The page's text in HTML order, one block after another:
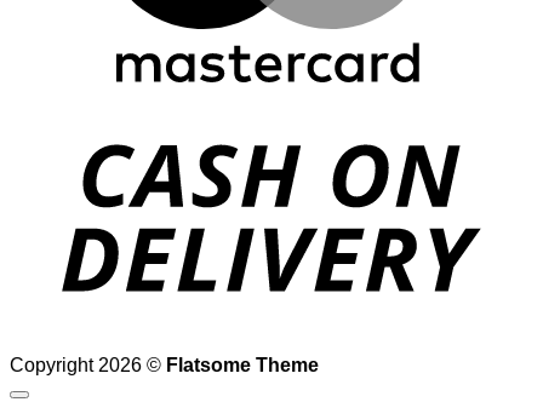
Copyright 2026 © Flatsome Theme